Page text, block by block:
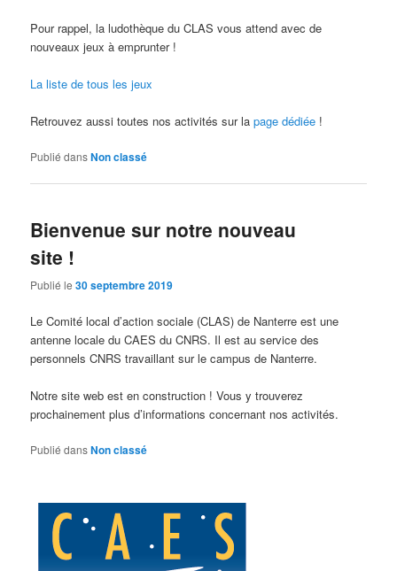
Pour rappel, la ludothèque du CLAS vous attend avec de
nouveaux jeux à emprunter !
La liste de tous les jeux
Retrouvez aussi toutes nos activités sur lapage dédiée !
Publié dansNon classé
Bienvenue sur notre nouveau
site !
Publié le30 septembre 2019
Le Comité local d’action sociale (CLAS) de Nanterre est une
antenne locale du CAES du CNRS. Il est au service des
personnels CNRS travaillant sur le campus de Nanterre.
Notre site web est en construction ! Vous y trouverez
prochainement plus d’informations concernant nos activités.
Publié dansNon classé